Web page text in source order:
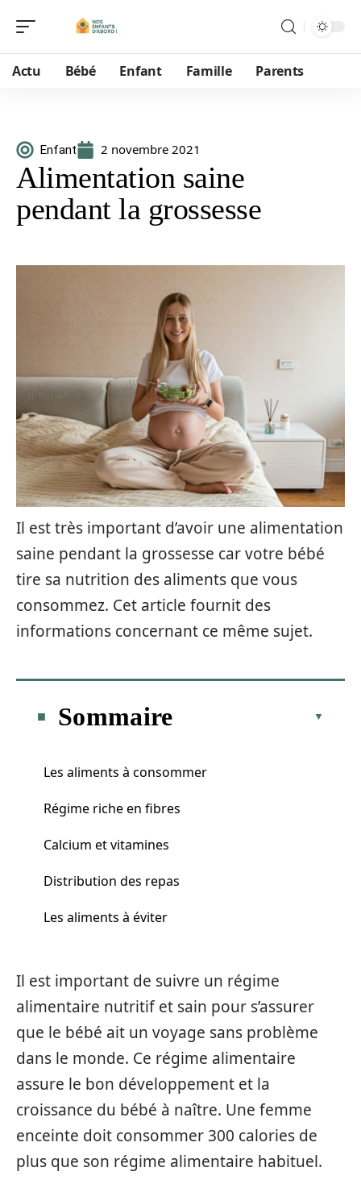
Actu Bébé Enfant Famille Parents
Enfant 2 novembre 2021
Alimentation saine
pendant la grossesse
Il est très important d’avoir une alimentation
saine pendant la grossesse car votre bébé
tire sa nutrition des aliments que vous
consommez. Cet article fournit des
informations concernant ce même sujet.
Sommaire
Les aliments à consommer
Régime riche en fibres
Calcium et vitamines
Distribution des repas
Les aliments à éviter
Il est important de suivre un régime
alimentaire nutritif et sain pour s’assurer
que le bébé ait un voyage sans problème
dans le monde. Ce régime alimentaire
assure le bon développement et la
croissance du bébé à naître. Une femme
enceinte doit consommer 300 calories de
plus que son régime alimentaire habituel.